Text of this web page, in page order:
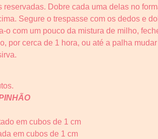
Dobre cada uma delas no
Segure o trespasse com os dedos e
o com um pouco da mistura de milho,
por cerca de 1 hora, ou até a palha
em cubos de 1 cm
em cubos de 1 cm